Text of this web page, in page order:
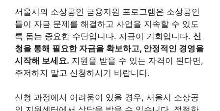
서울시의 소상공인 금융지원 프로그램은 소상공인
들이 자금 문제를 해결하고 사업을 지속할 수 있도
록 돕는 중요한 수단입니다. 지금이 기회입니다. 신
청을 통해 필요한 자금을 확보하고, 안정적인 경영을
시작해 보세요. 지원을 받을 수 있는 자격이 된다면,
주저하지 말고 신청하시기 바랍니다.
신청 과정에서 어려움이 있을 경우, 서울시 소상공